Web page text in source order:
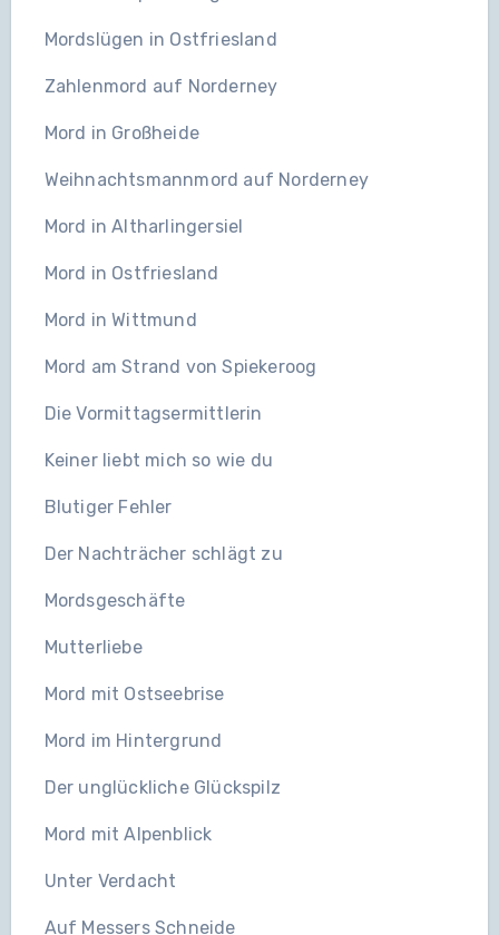
Mordslügen in Ostfriesland
Zahlenmord auf Norderney
Mord in Großheide
Weihnachtsmannmord auf Norderney
Mord in Altharlingersiel
Mord in Ostfriesland
Mord in Wittmund
Mord am Strand von Spiekeroog
Die Vormittagsermittlerin
Keiner liebt mich so wie du
Blutiger Fehler
Der Nachträcher schlägt zu
Mordsgeschäfte
Mutterliebe
Mord mit Ostseebrise
Mord im Hintergrund
Der unglückliche Glückspilz
Mord mit Alpenblick
Unter Verdacht
Auf Messers Schneide